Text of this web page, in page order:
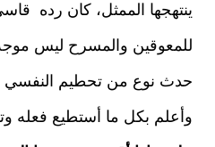
ينتهجها الممثل، كان رده
للمعوقين والمسرح ليس
حدث نوع من تحطيم النفسي
وأعلم بكل ما أستطيع فعله